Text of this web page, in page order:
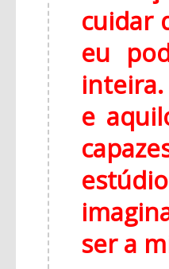
cuidar
eu
inteira.
e
ser a